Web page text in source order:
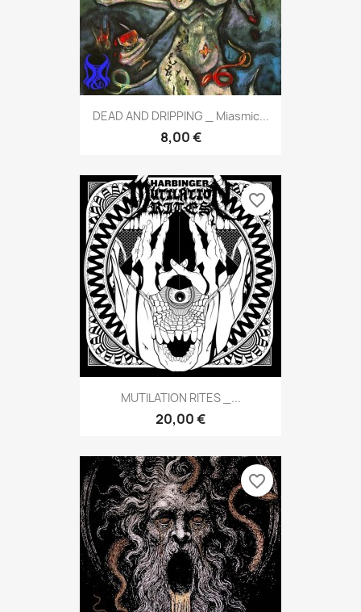
DEAD AND DRIPPING _ Miasmic...
8,00 €
MUTILATION RITES _...
20,00 €
favorite_border
favorite_border